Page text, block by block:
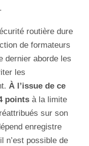
routière dure
de formateurs
dernier aborde les
les
À l’issue de ce
points à la limite
sur son
enregistre
n’est possible de